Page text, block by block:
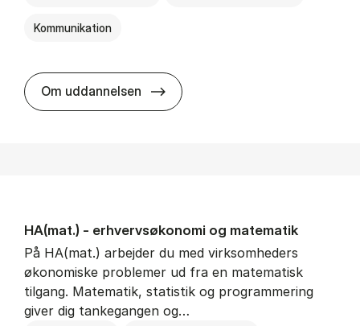
Kommunikation
Om uddannelsen HA(kom.) - erhvervs­økonomi
HA(mat.) - erhvervs­økonomi og ma­te­ma­tik
På HA(mat.) arbejder du med virksomheders
økonomiske problemer ud fra en matematisk
tilgang. Matematik, statistik og programmering
giver dig tankegangen og…